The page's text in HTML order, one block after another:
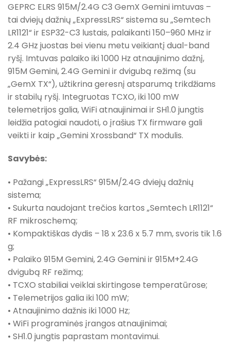
GEPRC ELRS 915M/2.4G C3 GemX Gemini imtuvas –
tai dviejų dažnių „ExpressLRS“ sistema su „Semtech
LR1121“ ir ESP32-C3 lustais, palaikanti 150–960 MHz ir
2.4 GHz juostas bei vienu metu veikiantį dual-band
ryšį. Imtuvas palaiko iki 1000 Hz atnaujinimo dažnį,
915M Gemini, 2.4G Gemini ir dvigubą režimą (su
„GemX TX“), užtikrina geresnį atsparumą trikdžiams
ir stabilų ryšį. Integruotas TCXO, iki 100 mW
telemetrijos galia, WiFi atnaujinimai ir SH1.0 jungtis
leidžia patogiai naudoti, o įrašius TX firmware gali
veikti ir kaip „Gemini Xrossband“ TX modulis.
Savybės:
• Pažangi „ExpressLRS“ 915M/2.4G dviejų dažnių
sistema;
• Sukurta naudojant trečios kartos „Semtech LR1121“
RF mikroschemą;
• Kompaktiškas dydis – 18 x 23.6 x 5.7 mm, svoris tik 1.6
g;
• Palaiko 915M Gemini, 2.4G Gemini ir 915M+2.4G
dvigubą RF režimą;
• TCXO stabiliai veiklai skirtingose temperatūrose;
• Telemetrijos galia iki 100 mW;
• Atnaujinimo dažnis iki 1000 Hz;
• WiFi programinės įrangos atnaujinimai;
• SH1.0 jungtis paprastam montavimui.